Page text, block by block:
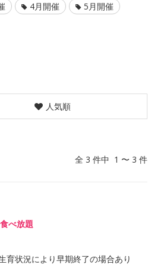
4月開催 5月開催
人気順
全 3 件中 1 〜 3 件
べ放題
育状況により早期終了の場合あり